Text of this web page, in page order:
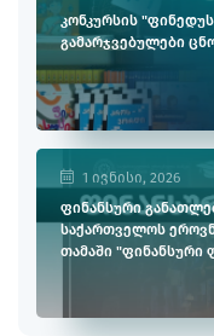
კონკურსის
გამარჯვებულები
1 ივნისი, 2026
ფინანსური
საქართველოს
თამაში "ფინანსური